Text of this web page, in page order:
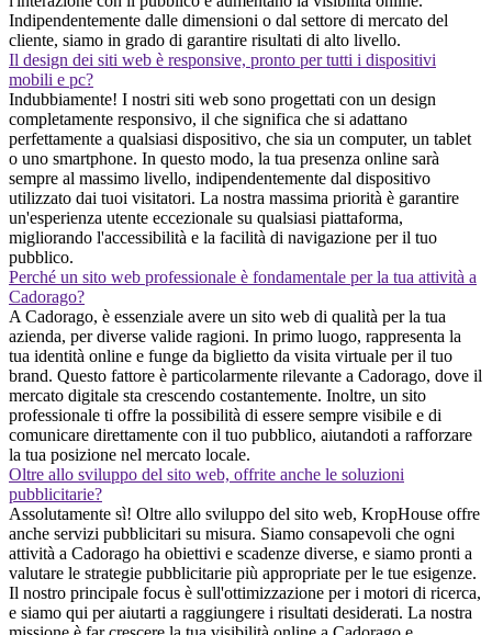
Indipendentemente dalle dimensioni o dal settore di mercato del
cliente, siamo in grado di garantire risultati di alto livello.
Il design dei siti web è responsive, pronto per tutti i dispositivi
mobili e pc?
Indubbiamente! I nostri siti web sono progettati con un design
completamente responsivo, il che significa che si adattano
perfettamente a qualsiasi dispositivo, che sia un computer, un tablet
o uno smartphone. In questo modo, la tua presenza online sarà
sempre al massimo livello, indipendentemente dal dispositivo
utilizzato dai tuoi visitatori. La nostra massima priorità è garantire
un'esperienza utente eccezionale su qualsiasi piattaforma,
migliorando l'accessibilità e la facilità di navigazione per il tuo
pubblico.
Perché un sito web professionale è fondamentale per la tua attività a
Cadorago?
A Cadorago, è essenziale avere un sito web di qualità per la tua
azienda, per diverse valide ragioni. In primo luogo, rappresenta la
tua identità online e funge da biglietto da visita virtuale per il tuo
brand. Questo fattore è particolarmente rilevante a Cadorago, dove il
mercato digitale sta crescendo costantemente. Inoltre, un sito
professionale ti offre la possibilità di essere sempre visibile e di
comunicare direttamente con il tuo pubblico, aiutandoti a rafforzare
la tua posizione nel mercato locale.
Oltre allo sviluppo del sito web, offrite anche le soluzioni
pubblicitarie?
Assolutamente sì! Oltre allo sviluppo del sito web, KropHouse offre
anche servizi pubblicitari su misura. Siamo consapevoli che ogni
attività a Cadorago ha obiettivi e scadenze diverse, e siamo pronti a
valutare le strategie pubblicitarie più appropriate per le tue esigenze.
Il nostro principale focus è sull'ottimizzazione per i motori di ricerca,
e siamo qui per aiutarti a raggiungere i risultati desiderati. La nostra